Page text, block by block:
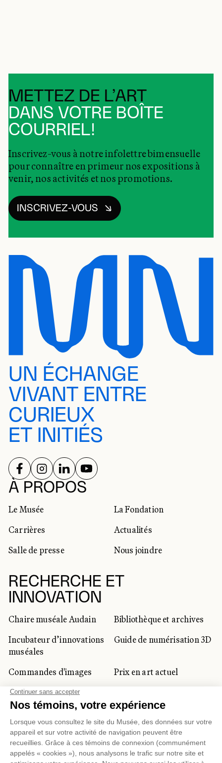
METTEZ DE L’ART
DANS VOTRE BOÎTE
COURRIEL!
Inscrivez-vous à notre infolettre bimensuelle
pour connaître en primeur nos expositions à
venir, nos activités et nos promotions.
INSCRIVEZ-VOUS
UN ÉCHANGE
VIVANT ENTRE
CURIEUX
ET INITIÉS
À PROPOS
Le Musée
La Fondation
Carrières
Actualités
Salle de presse
Nous joindre
RECHERCHE ET
INNOVATION
Chaire muséale Audain
Bibliothèque et archives
Incubateur d’innovations
muséales
Guide de numérisation 3D
Commandes d'images
Prix en art actuel
Prix Lynne-Cohen
CLIENTÈLE CORPORATIVE
ET PRIVÉE
RÉSEAUX SOCIAUX
SUIVEZ-NOUS SUR
SUIVEZ-NOUS SUR
SUIVEZ-NOUS SUR
SUIVEZ-NOUS SUR